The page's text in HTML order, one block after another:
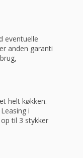
eventuelle
anden garanti
helt køkken.
i
til 3 stykker